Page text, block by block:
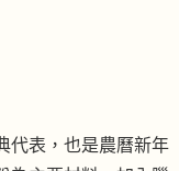
代表，也是農曆新年